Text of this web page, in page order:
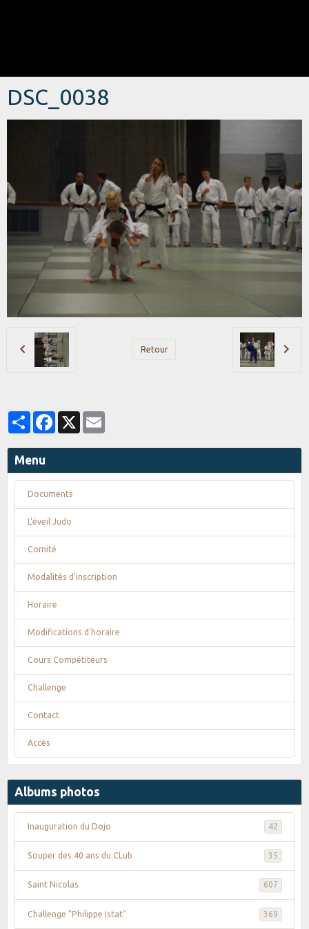
DSC_0038
Retour
PartagerFacebook
X
Menu
Documents
L'éveil Judo
Comité
Modalités d'inscription
Horaire
Modifications d'horaire
Cours Compétiteurs
Challenge
Contact
Accès
Albums photos
Inauguration du Dojo 42
Souper des 40 ans du CLub 35
Saint Nicolas 607
Challenge "Philippe Istat" 369